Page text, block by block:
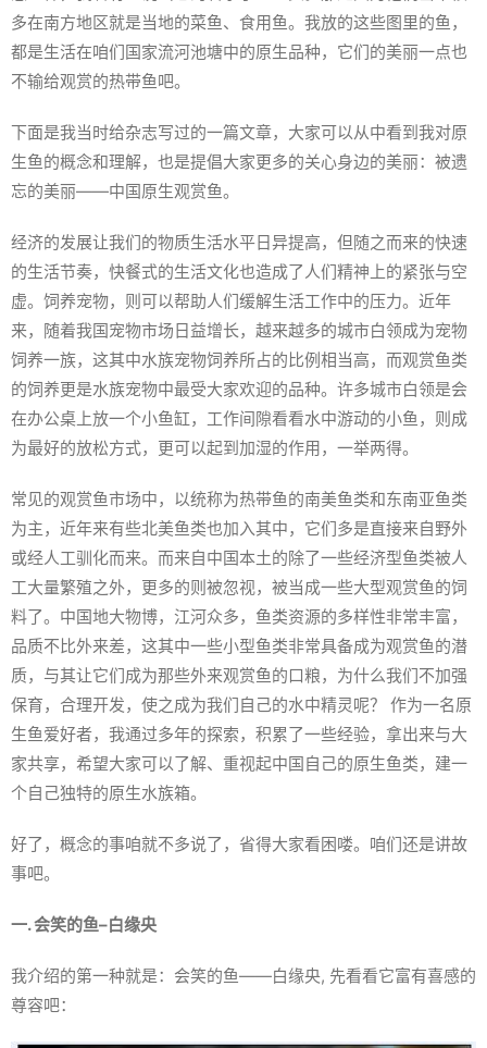
多在南方地区就是当地的菜鱼、食用鱼。我放的这些图里的鱼，
都是生活在咱们国家流河池塘中的原生品种，它们的美丽一点也
不输给观赏的热带鱼吧。
下面是我当时给杂志写过的一篇文章，大家可以从中看到我对原
生鱼的概念和理解，也是提倡大家更多的关心身边的美丽：被遗
忘的美丽——中国原生观赏鱼。
经济的发展让我们的物质生活水平日异提高，但随之而来的快速
的生活节奏，快餐式的生活文化也造成了人们精神上的紧张与空
虚。饲养宠物，则可以帮助人们缓解生活工作中的压力。近年
来，随着我国宠物市场日益增长，越来越多的城市白领成为宠物
饲养一族，这其中水族宠物饲养所占的比例相当高，而观赏鱼类
的饲养更是水族宠物中最受大家欢迎的品种。许多城市白领是会
在办公桌上放一个小鱼缸，工作间隙看看水中游动的小鱼，则成
为最好的放松方式，更可以起到加湿的作用，一举两得。
常见的观赏鱼市场中，以统称为热带鱼的南美鱼类和东南亚鱼类
为主，近年来有些北美鱼类也加入其中，它们多是直接来自野外
或经人工驯化而来。而来自中国本土的除了一些经济型鱼类被人
工大量繁殖之外，更多的则被忽视，被当成一些大型观赏鱼的饲
料了。中国地大物博，江河众多，鱼类资源的多样性非常丰富，
品质不比外来差，这其中一些小型鱼类非常具备成为观赏鱼的潜
质，与其让它们成为那些外来观赏鱼的口粮，为什么我们不加强
保育，合理开发，使之成为我们自己的水中精灵呢？ 作为一名原
生鱼爱好者，我通过多年的探索，积累了一些经验，拿出来与大
家共享，希望大家可以了解、重视起中国自己的原生鱼类，建一
个自己独特的原生水族箱。
好了，概念的事咱就不多说了，省得大家看困喽。咱们还是讲故
事吧。
一. 会笑的鱼–白缘央
我介绍的第一种就是：会笑的鱼——白缘央, 先看看它富有喜感的
尊容吧：